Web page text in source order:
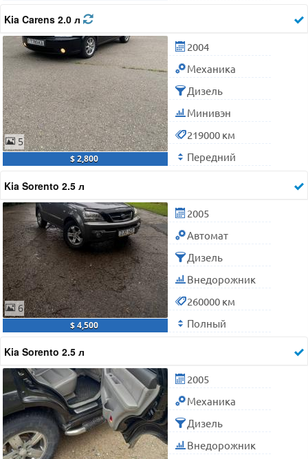
Kia Carens 2.0 л
5
$ 2,800
2004
Механика
Дизель
Минивэн
219000 км
Передний
Kia Sorento 2.5 л
6
$ 4,500
2005
Автомат
Дизель
Внедорожник
260000 км
Полный
Kia Sorento 2.5 л
2005
Механика
Дизель
Внедорожник